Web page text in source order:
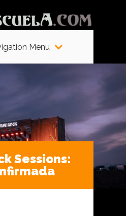
Menu
Sessions: